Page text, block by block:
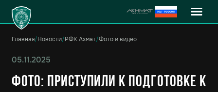
Главная/Новости/РФК Ахмат/Фото и видео
05.11.2025
Фото: Приступили к подготовке к